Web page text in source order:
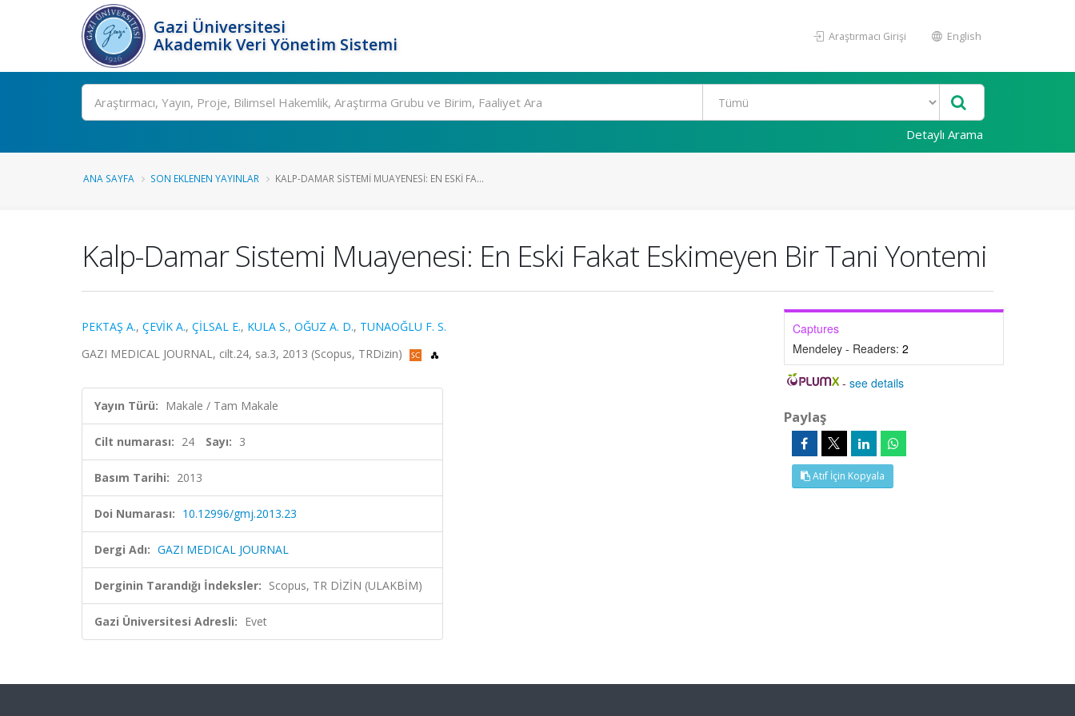
Gazi Üniversitesi
Akademik Veri Yönetim Sistemi
Araştırmacı Girişi English
Ara
Detaylı Arama
ANA SAYFA SON EKLENEN YAYINLAR KALP-DAMAR SISTEMI MUAYENESI: EN ESKI FA...
Kalp-Damar Sistemi Muayenesi: En Eski Fakat Eskimeyen Bir Tani Yontemi
PEKTAŞ A., ÇEVİK A., ÇİLSAL E., KULA S., OĞUZ A. D., TUNAOĞLU F. S.
GAZI MEDICAL JOURNAL, cilt.24, sa.3, 2013 (Scopus, TRDizin)
Yayın Türü: Makale / Tam Makale
Cilt numarası: 24 Sayı: 3
Basım Tarihi: 2013
Doi Numarası: 10.12996/gmj.2013.23
Dergi Adı: GAZI MEDICAL JOURNAL
Derginin Tarandığı İndeksler: Scopus, TR DİZİN (ULAKBİM)
Gazi Üniversitesi Adresli: Evet
Captures
Mendeley - Readers: 2
-see details
Paylaş
Atıf İçin Kopyala